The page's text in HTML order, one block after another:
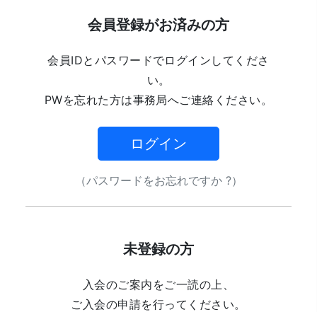
会員登録がお済みの方
会員IDとパスワードでログインしてくださ
い。
PWを忘れた方は事務局へご連絡ください。
ログイン
（パスワードをお忘れですか ?）
未登録の方
入会のご案内をご一読の上、
ご入会の申請を行ってください。